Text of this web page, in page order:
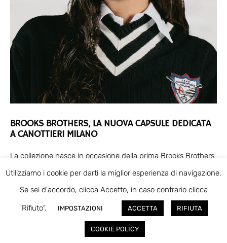
BROOKS BROTHERS, LA NUOVA CAPSULE DEDICATA
A CANOTTIERI MILANO
La collezione nasce in occasione della prima Brooks Brothers
in una capsule trasversale declinata per
Utilizziamo i cookie per darti la miglior esperienza di navigazione.
Se sei d'accordo, clicca Accetto, in caso contrario clicca
"Rifiuto".
IMPOSTAZIONI ACCETTA RIFIUTA
COOKIE POLICY